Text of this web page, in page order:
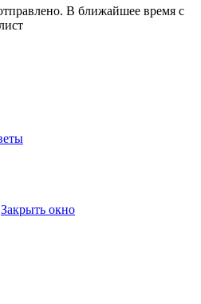
В ближайшее время с
Закрыть окно